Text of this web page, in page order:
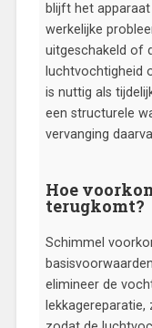
blijft het
werkelijke
uitgeschakeld of
luchtvochtigheid
is nuttig als
een structurele
vervanging
Hoe
terugkomt?
Schimmel
elimineer de